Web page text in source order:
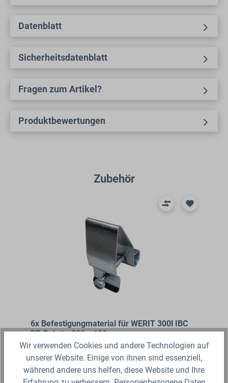
Datenblatt
Sicherheitsdatenblatt
Fragen zum Artikel?
Produktbewertungen
Produktgalerie überspringen
Zubehör
6x Befestigungmaterial für WERIT 300l IBC
PE-Palette 800 x 600 mm
Das Befestigungsset in Form von
Befestigungsschellen und Schrauben
für WERIT 300l IBC Paletten des
Wir verwenden Cookies und andere Technologien auf
unserer Website. Einige von ihnen sind essenziell,
während andere uns helfen, diese Website und Ihre